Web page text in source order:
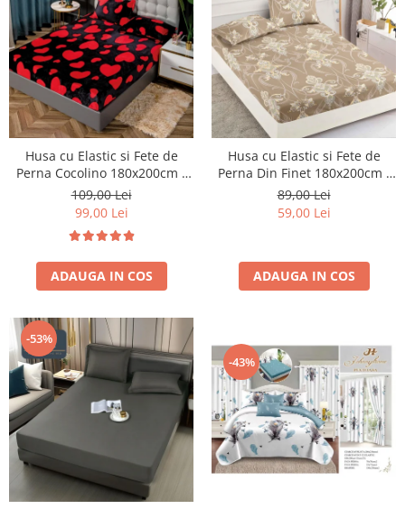
Husa cu Elastic si Fete de
Perna Cocolino 180x200cm -
Hearts - Negru Cu Inimioare
Rosii
109,00 Lei
99,00 Lei
ADAUGA IN COS
Husa cu Elastic si Fete de
Perna Din Finet 180x200cm -
Bej Royal
89,00 Lei
59,00 Lei
ADAUGA IN COS
-53%
-43%